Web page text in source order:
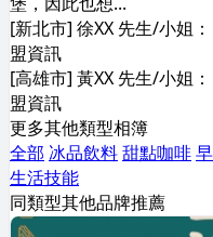
[新北市] 徐XX 先生/小姐
盟資訊
[高雄市] 黃XX 先生/小姐
盟資訊
更多其他類型相簿
全部 冰品飲料甜點咖啡
生活技能
同類型其他品牌推薦